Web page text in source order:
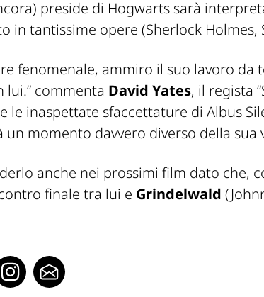
preside di Hogwarts sarà
in tantissime opere (Sherlock Holmes,
fenomenale, ammiro il suo lavoro da
lui.” commenta David Yates, il regista “
inaspettate sfaccettature di Albus
un momento davvero diverso della sua
anche nei prossimi film dato che,
finale tra lui e Grindelwald